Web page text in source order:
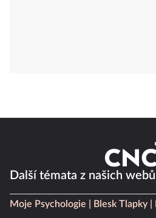
Další témata z našich webů
Moje Psychologie Blesk Tlapky